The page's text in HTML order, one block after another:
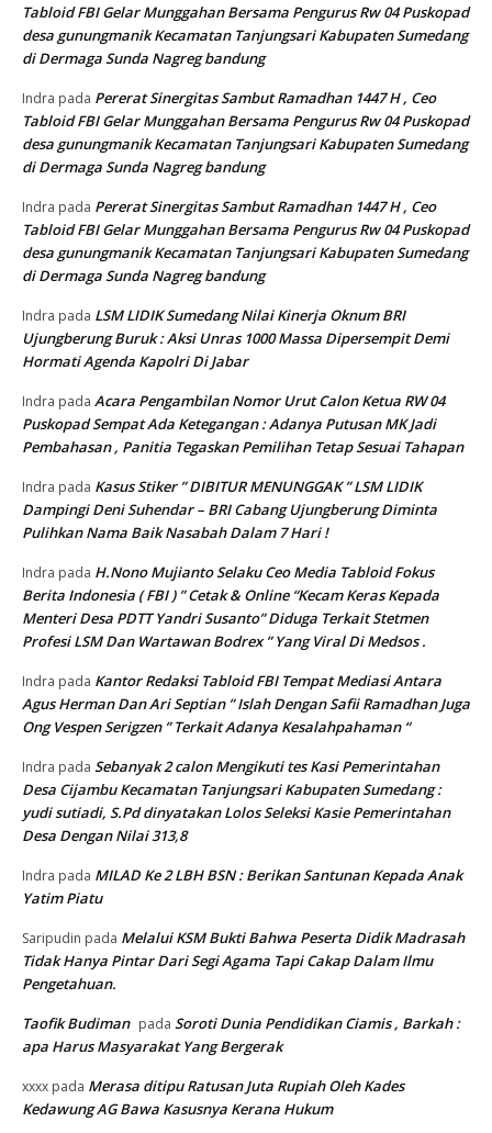
Tabloid FBI Gelar Munggahan Bersama Pengurus Rw 04 Puskopad
desa gunungmanik Kecamatan Tanjungsari Kabupaten Sumedang
di Dermaga Sunda Nagreg bandung
Indra pada Pererat Sinergitas Sambut Ramadhan 1447 H , Ceo
Tabloid FBI Gelar Munggahan Bersama Pengurus Rw 04 Puskopad
desa gunungmanik Kecamatan Tanjungsari Kabupaten Sumedang
di Dermaga Sunda Nagreg bandung
Indra pada Pererat Sinergitas Sambut Ramadhan 1447 H , Ceo
Tabloid FBI Gelar Munggahan Bersama Pengurus Rw 04 Puskopad
desa gunungmanik Kecamatan Tanjungsari Kabupaten Sumedang
di Dermaga Sunda Nagreg bandung
Indra pada LSM LIDIK Sumedang Nilai Kinerja Oknum BRI
Ujungberung Buruk : Aksi Unras 1000 Massa Dipersempit Demi
Hormati Agenda Kapolri Di Jabar
Indra pada Acara Pengambilan Nomor Urut Calon Ketua RW 04
Puskopad Sempat Ada Ketegangan : Adanya Putusan MK Jadi
Pembahasan , Panitia Tegaskan Pemilihan Tetap Sesuai Tahapan
Indra pada Kasus Stiker ” DIBITUR MENUNGGAK ” LSM LIDIK
Dampingi Deni Suhendar – BRI Cabang Ujungberung Diminta
Pulihkan Nama Baik Nasabah Dalam 7 Hari !
Indra pada H.Nono Mujianto Selaku Ceo Media Tabloid Fokus
Berita Indonesia ( FBI ) ” Cetak & Online “Kecam Keras Kepada
Menteri Desa PDTT Yandri Susanto” Diduga Terkait Stetmen
Profesi LSM Dan Wartawan Bodrex ” Yang Viral Di Medsos .
Indra pada Kantor Redaksi Tabloid FBI Tempat Mediasi Antara
Agus Herman Dan Ari Septian ” Islah Dengan Safii Ramadhan Juga
Ong Vespen Serigzen ” Terkait Adanya Kesalahpahaman “
Indra pada Sebanyak 2 calon Mengikuti tes Kasi Pemerintahan
Desa Cijambu Kecamatan Tanjungsari Kabupaten Sumedang :
yudi sutiadi, S.Pd dinyatakan Lolos Seleksi Kasie Pemerintahan
Desa Dengan Nilai 313,8
Indra pada MILAD Ke 2 LBH BSN : Berikan Santunan Kepada Anak
Yatim Piatu
Saripudin pada Melalui KSM Bukti Bahwa Peserta Didik Madrasah
Tidak Hanya Pintar Dari Segi Agama Tapi Cakap Dalam Ilmu
Pengetahuan.
Taofik Budiman pada Soroti Dunia Pendidikan Ciamis , Barkah :
apa Harus Masyarakat Yang Bergerak
xxxx pada Merasa ditipu Ratusan Juta Rupiah Oleh Kades
Kedawung AG Bawa Kasusnya Kerana Hukum